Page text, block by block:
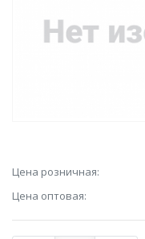
Цена розничная:
Цена оптовая: